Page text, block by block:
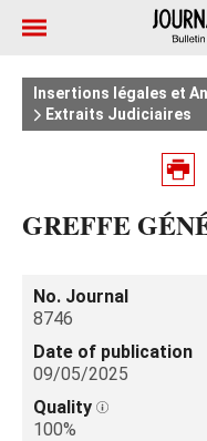
Insertions légales et
Extraits Judiciaires
GREFFE
No. Journal
8746
Date of publication
09/05/2025
Quality
100%